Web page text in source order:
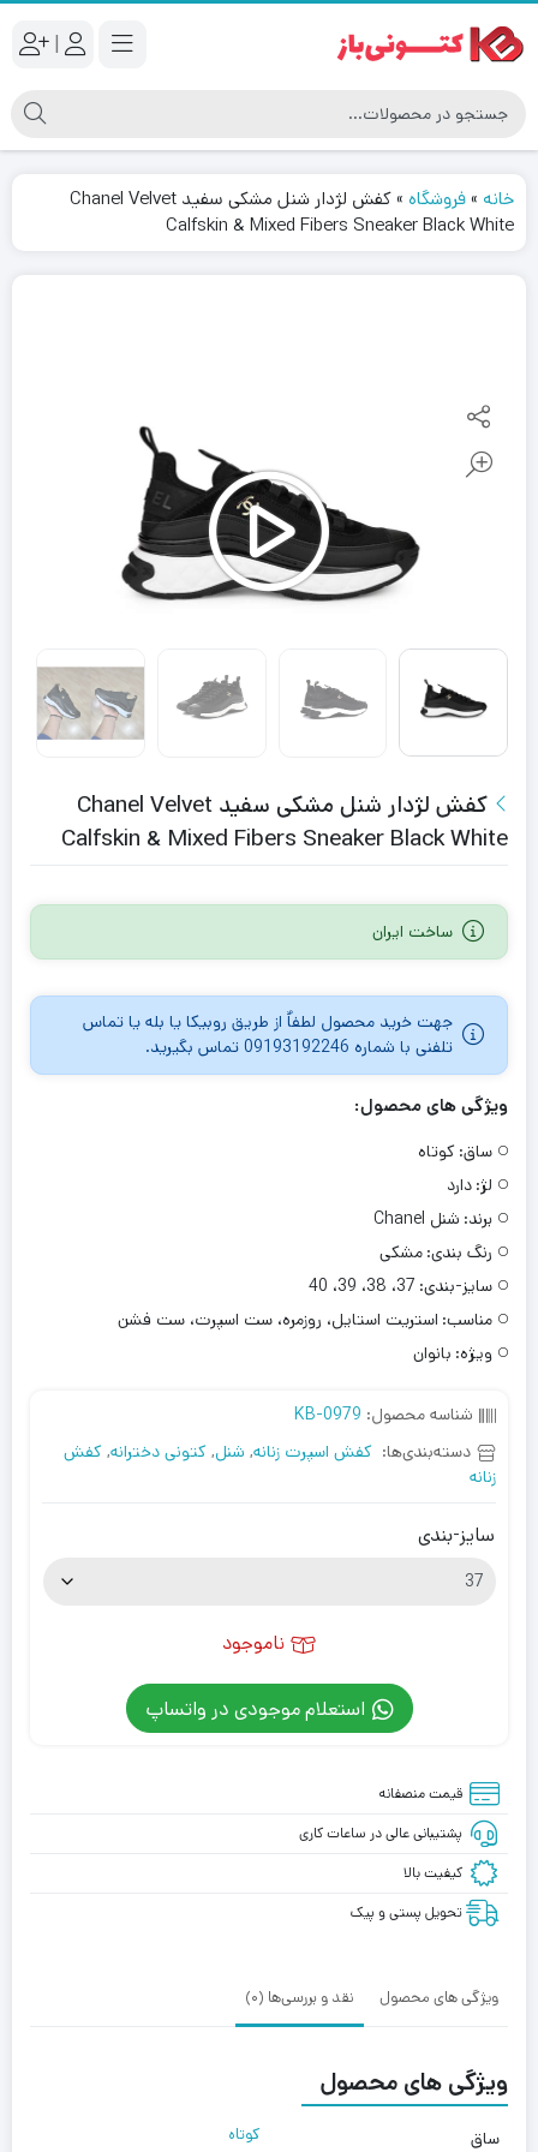
|
خانه »فروشگاه »
کفش لژدار شنل مشکی سفید Chanel Velvet
Calfskin & Mixed Fibers Sneaker Black White
کفش لژدار شنل مشکی سفید Chanel Velvet
Calfskin & Mixed Fibers Sneaker Black White
ساخت ایران
جهت خرید محصول لطفاٌ از طریق روبیکا یا بله یا تماس
تلفنی با شماره 09193192246 تماس بگیرید.
ویژگی های محصول:
ساق: کوتاه
لژ: دارد
برند: شنل Chanel
رنگ بندی: مشکی
سایز-بندی: 37، 38، 39، 40
مناسب: استریت استایل، روزمره، ست اسپرت، ست فشن
ویژه: بانوان
شناسه محصول: KB-0979
دسته‌بندی‌ها: کفش اسپرت زنانه, شنل, کتونی دخترانه, کفش
زنانه
سایز-بندی
ناموجود
استعلام موجودی در واتساپ
قیمت منصفانه
پشتیبانی عالی در ساعات کاری
کیفیت بالا
تحویل پستی و پیک
ویژگی های محصول نقد و بررسی‌ها (0)
ویژگی های محصول
ساق کوتاه